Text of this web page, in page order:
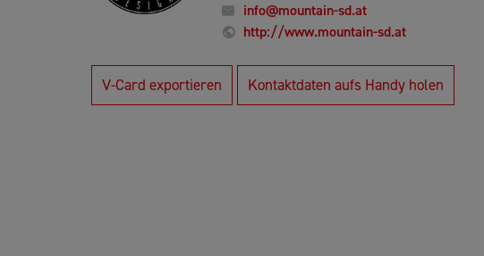
info@mountain-sd.at
http://www.mountain-sd.at
V-Card exportieren Kontaktdaten aufs Handy holen